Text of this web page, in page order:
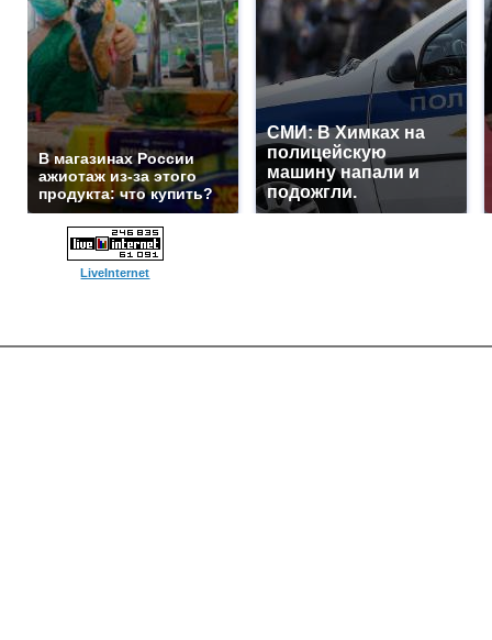
В магазинах России
ажиотаж из-за этого
продукта: что купить?
СМИ: В Химках на
полицейскую
машину напали и
подожгли.
LiveInternet